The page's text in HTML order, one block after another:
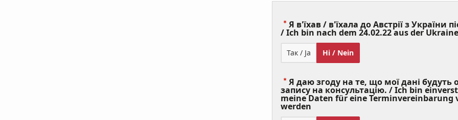
Я в'їхав / в'їхала до Австрії з України
/ Ich bin nach dem 24.02.22 aus der
Так / Ja Ні / Nein
Я даю згоду на те, що мої дані будуть
запису на консультацію. / Ich bin
meine Daten für eine Terminvereinbarung
werden
Required)